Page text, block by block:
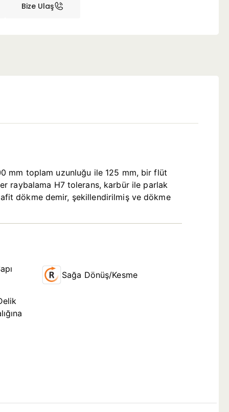
Bize Ulaş
mm toplam uzunluğu ile 125 mm, bir flüt
raybalama H7 tolerans, karbür ile parlak
dökme demir, şekillendirilmiş ve dökme
Sağa Dönüş/Kesme